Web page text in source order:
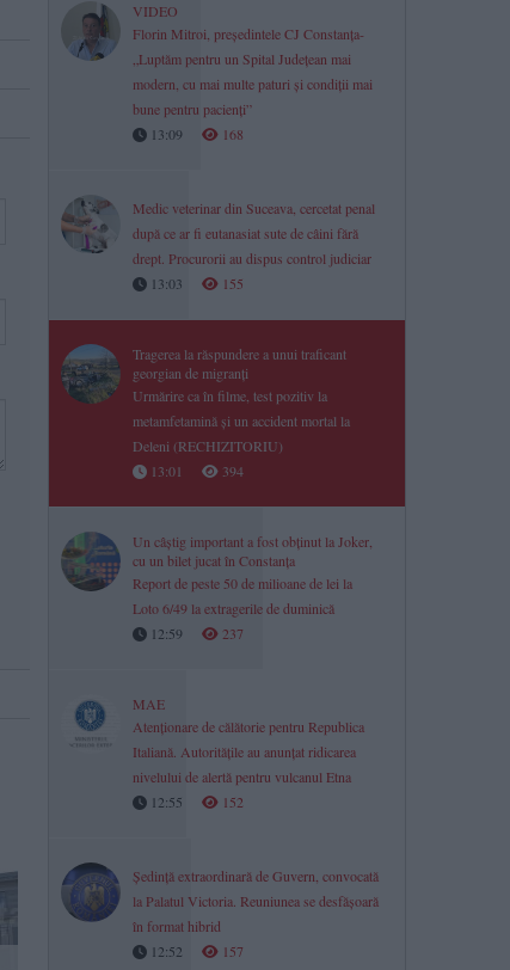
VIDEO
Florin Mitroi, președintele CJ Constanța-
„Luptăm pentru un Spital Județean mai
modern, cu mai multe paturi și condiții mai
bune pentru pacienți”
13:09
168
Medic veterinar din Suceava, cercetat penal
după ce ar fi eutanasiat sute de câini fără
drept. Procurorii au dispus control judiciar
13:03
155
Tragerea la răspundere a unui traficant
georgian de migranți
Urmărire ca în filme, test pozitiv la
metamfetamină și un accident mortal la
Deleni (RECHIZITORIU)
13:01
394
Un câștig important a fost obținut la Joker,
cu un bilet jucat în Constanța
Report de peste 50 de milioane de lei la
Loto 6/49 la extragerile de duminică
12:59
237
MAE
Atenționare de călătorie pentru Republica
Italiană. Autoritățile au anunțat ridicarea
nivelului de alertă pentru vulcanul Etna
12:55
152
Ședință extraordinară de Guvern, convocată
la Palatul Victoria. Reuniunea se desfășoară
în format hibrid
12:52
157